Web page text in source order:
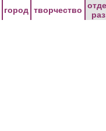
город творчество